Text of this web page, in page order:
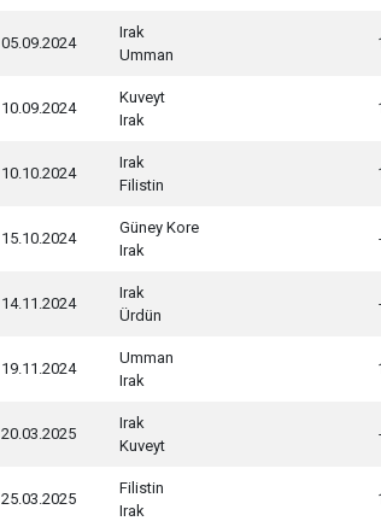
05.09.2024
Irak
Umman
10.09.2024
Kuveyt
Irak
10.10.2024
Irak
Filistin
15.10.2024
Güney Kore
Irak
14.11.2024
Irak
Ürdün
19.11.2024
Umman
Irak
20.03.2025
Irak
Kuveyt
25.03.2025
Filistin
Irak